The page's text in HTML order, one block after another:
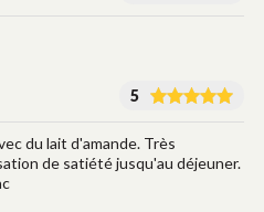
5
du lait d'amande. Très
de satiété jusqu'au déjeuner.